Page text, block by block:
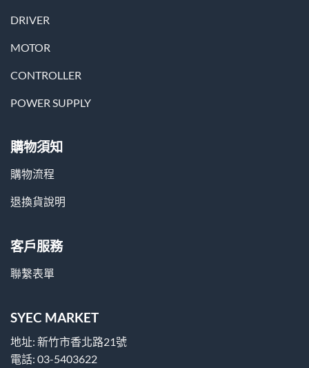
DRIVER
MOTOR
CONTROLLER
POWER SUPPLY
購物須知
購物流程
退換貨說明
客戶服務
聯繫表單
SYEC MARKET
地址: 新竹市香北路21號
電話: 03-5403622